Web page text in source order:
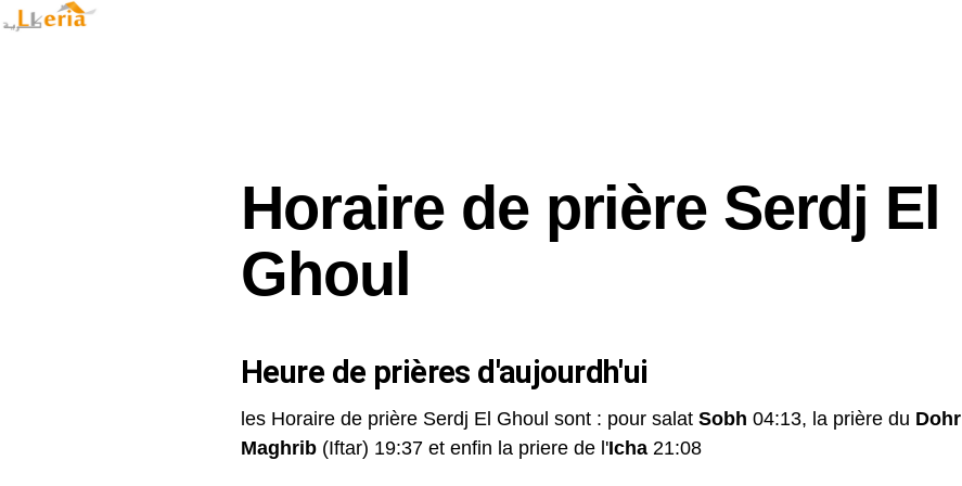
Horaire de prière Serdj El
Ghoul
Heure de prières d'aujourdh'ui
les Horaire de prière Serdj El Ghoul sont : pour salat Sobh 04:13, la prière du Dohr
Maghrib (Iftar) 19:37 et enfin la priere de l'Icha 21:08